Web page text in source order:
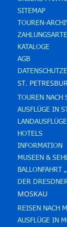
SITEMAP
TOUREN-
KATALOGE
AGB
ST.
TOUREN NACH
AUSFLÜGE IN
HOTELS
INFORMATION
MUSEEN &
BALLONFAHRT
DER
MOSKAU
REISEN NACH
AUSFLÜGE IN